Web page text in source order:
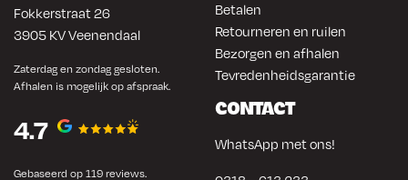
Fokkerstraat 26
3905 KV Veenendaal
Zaterdag en zondag gesloten.
Afhalen is mogelijk op afspraak.
4.7
Gebaseerd op 119 reviews.
Betalen
Retourneren en ruilen
Bezorgen en afhalen
Tevredenheidsgarantie
CONTACT
WhatsApp met ons!